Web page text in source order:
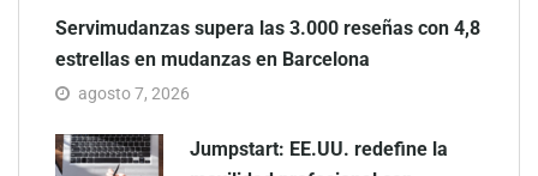
Servimudanzas supera las 3.000 reseñas con 4,8
estrellas en mudanzas en Barcelona
agosto 7, 2026
Jumpstart: EE.UU. redefine la